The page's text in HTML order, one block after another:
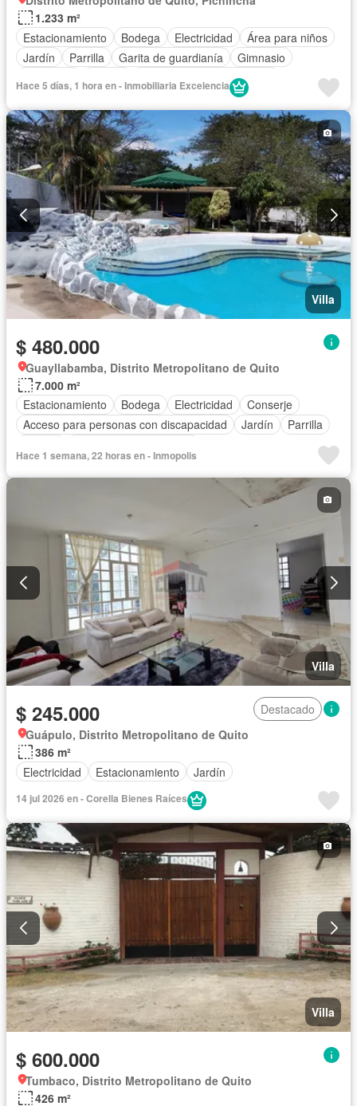
1.233 m²
Estacionamiento
Bodega Electricidad
Área para niños
Jardín
Parrilla Garita de guardianía
Gimnasio
Completamente amoblado
Hace 5 días, 1 hora en - Inmobiliaria Excelencia
Villa
$ 480.000
Guayllabamba, Distrito Metropolitano de Quito
7.000 m²
Estacionamiento
Bodega Electricidad
Conserje
Acceso para personas con discapacidad
Jardín
Parrilla
Hace 1 semana, 22 horas en - Inmopolis
Villa
$ 245.000
Destacado
Guápulo, Distrito Metropolitano de Quito
386 m²
Electricidad
Estacionamiento Jardín
14 jul 2026 en - Corella Bienes Raíces
Villa
$ 600.000
Tumbaco, Distrito Metropolitano de Quito
426 m²